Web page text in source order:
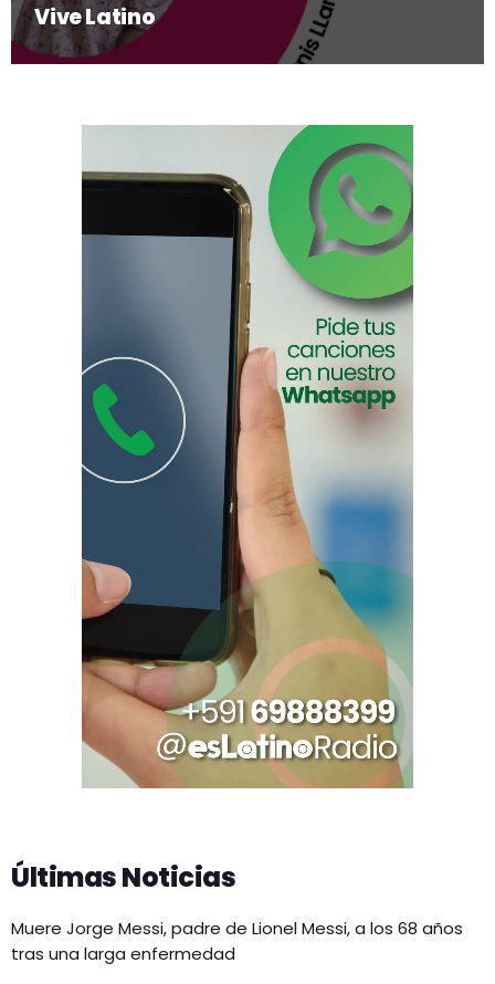
Vive Latino
Últimas Noticias
Muere Jorge Messi, padre de Lionel Messi, a los 68 años
tras una larga enfermedad